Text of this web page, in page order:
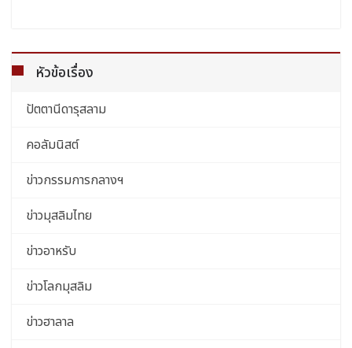
หัวข้อเรื่อง
ปัตตานีดารุสลาม
คอลัมนิสต์
ข่าวกรรมการกลางฯ
ข่าวมุสลิมไทย
ข่าวอาหรับ
ข่าวโลกมุสลิม
ข่าวฮาลาล